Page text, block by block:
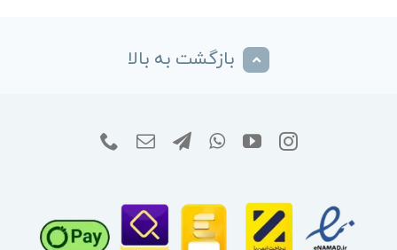
بازگشت به بالا